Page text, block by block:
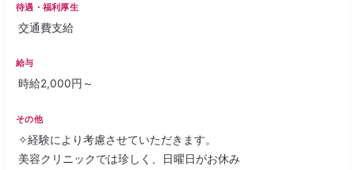
待遇・福利厚生
交通費支給
給与
時給2,000円～
その他
✧経験により考慮させていただきます。
美容クリニックでは珍しく、日曜日がお休み